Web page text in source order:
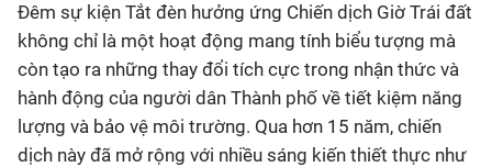
Đêm sự kiện Tắt đèn hưởng ứng Chiến dịch Giờ Trái đất
không chỉ là một hoạt động mang tính biểu tượng mà
còn tạo ra những thay đổi tích cực trong nhận thức và
hành động của người dân Thành phố về tiết kiệm năng
lượng và bảo vệ môi trường. Qua hơn 15 năm, chiến
dịch này đã mở rộng với nhiều sáng kiến thiết thực như